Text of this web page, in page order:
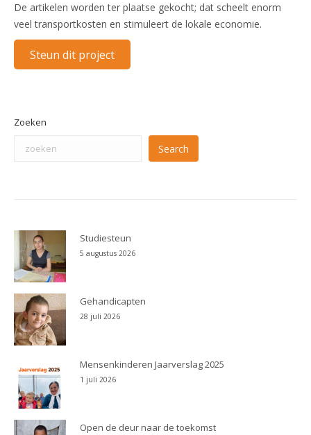
De artikelen worden ter plaatse gekocht; dat scheelt enorm
veel transportkosten en stimuleert de lokale economie.
Steun dit project
Zoeken
Search
Studiesteun
5 augustus 2026
Gehandicapten
28 juli 2026
Mensenkinderen Jaarverslag 2025
1 juli 2026
Open de deur naar de toekomst